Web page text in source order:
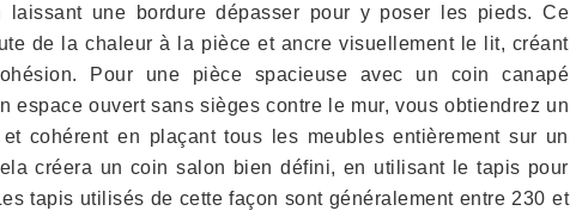
une bordure dépasser pour y poser les pieds. Ce
de la chaleur à la pièce et ancre visuellement le lit, créant
Pour une pièce spacieuse avec un coin canapé
espace ouvert sans sièges contre le mur, vous obtiendrez un
cohérent en plaçant tous les meubles entièrement sur un
créera un coin salon bien défini, en utilisant le tapis pour
tapis utilisés de cette façon sont généralement entre 230 et